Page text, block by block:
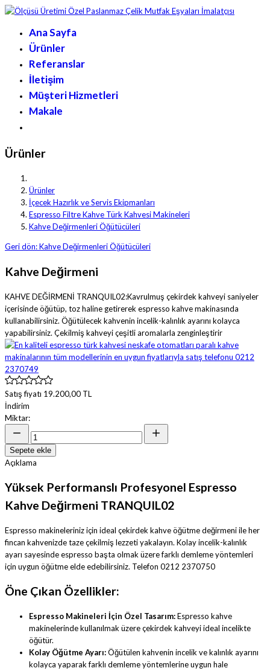
Ana Sayfa
Ürünler
Referanslar
İletişim
Müşteri Hizmetleri
Makale
Ürünler
Ürünler
İçecek Hazırlık ve Servis Ekipmanları
Espresso Filtre Kahve Türk Kahvesi Makineleri
Kahve Değirmenleri Öğütücüleri
Geri dön: Kahve Değirmenleri Öğütücüleri
Kahve Değirmeni
KAHVE DEĞİRMENİ TRANQUIL02:Kavrulmuş çekirdek kahveyi saniyeler
içerisinde öğütüp, toz haline getirerek espresso kahve makinasında
kullanabilirsiniz. Öğütülecek kahvenin incelik-kalınlık ayarını kolayca
yapabilirsiniz. Çekilmiş kahveyi çeşitli aromalarla zenginleştirir
Satış fiyatı 19.200,00 TL
İndirim
Miktar:
Sepete ekle
Açıklama
Yüksek Performanslı Profesyonel Espresso
Kahve Değirmeni TRANQUIL02
Espresso makineleriniz için ideal çekirdek kahve öğütme değirmeni ile her
fincan kahvenizde taze çekilmiş lezzeti yakalayın. Kolay incelik-kalınlık
ayarı sayesinde espresso başta olmak üzere farklı demleme yöntemleri
için uygun öğütme elde edebilirsiniz. Telefon 0212 2370750
Öne Çıkan Özellikler:
Espresso Makineleri İçin Özel Tasarım:Espresso kahve
makinelerinde kullanılmak üzere çekirdek kahveyi ideal incelikte
öğütür.
Kolay Öğütme Ayarı:Öğütülen kahvenin incelik ve kalınlık ayarını
kolayca yaparak farklı demleme yöntemlerine uygun hale